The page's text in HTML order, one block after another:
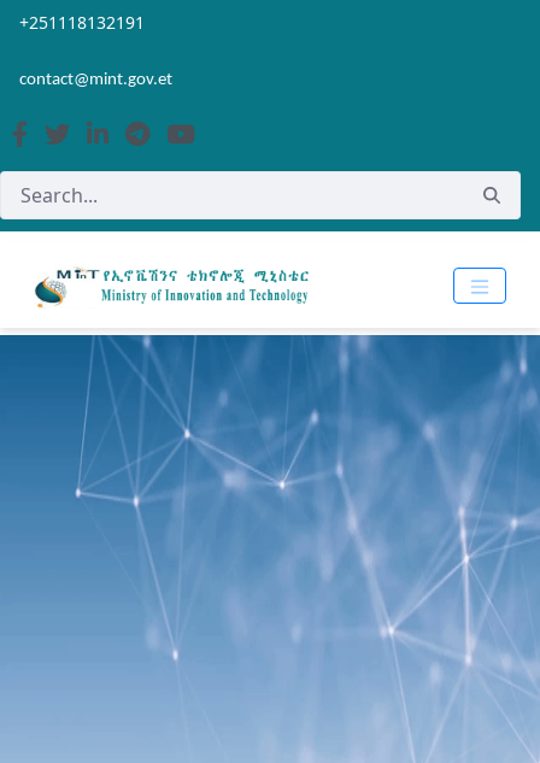
Skip to Main Content
Open Accessibility Menu
+251118132191
contact@mint.gov.et